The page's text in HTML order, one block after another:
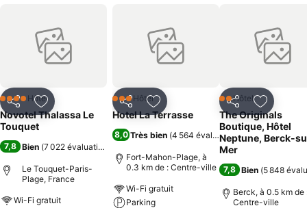
PartagerAjouter à mes favoris
4 ÉtoilesHôtel
Novotel Thalassa Le
Touquet
7,8 Bien (7 022 évaluations
Le Touquet-Paris-
Plage, France
Wi-Fi gratuit
PartagerAjouter à mes favoris
3 ÉtoilesHôtel
Hotel La Terrasse
8,0 Très bien (4 564 évaluations)
Fort-Mahon-Plage, à
0.3 km de : Centre-ville
Wi-Fi gratuit
Parking
PartagerAjouter
2 Étoiles
Hôtel
The Originals
Boutique, Hôtel
Neptune, Berck-
Mer
7,8 Bien (5 848
Berck, à 0.5 km de
Centre-ville